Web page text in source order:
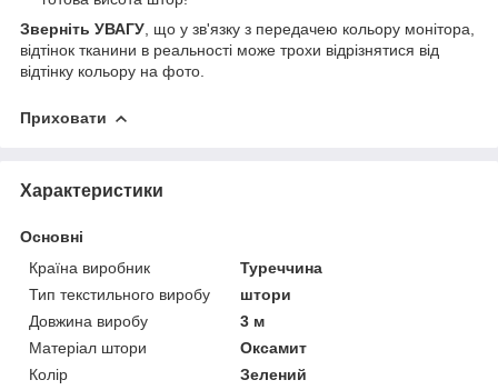
Зверніть УВАГУ , що у зв'язку з передачею кольору монітора,
відтінок тканини в реальності може трохи відрізнятися від
відтінку кольору на фото.
Приховати
Характеристики
Основні
Країна виробник
Туреччина
Тип текстильного виробу
штори
Довжина виробу
3 м
Матеріал штори
Оксамит
Колір
Зелений